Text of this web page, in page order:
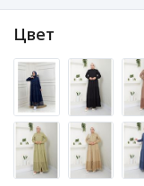
Цвет